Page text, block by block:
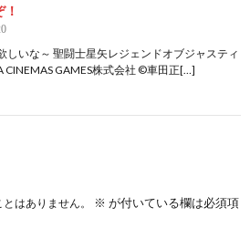
しいな～ 聖闘士星矢レジェンドオブジャスティ
CINEMAS GAMES株式会社 ©️車田正[…]
はありません。 ※ が付いている欄は必須項